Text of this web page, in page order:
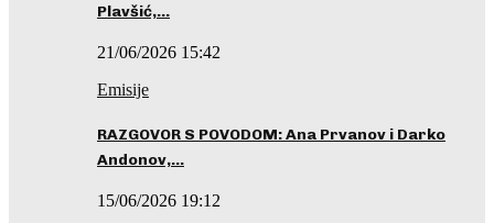
Plavšić,…
21/06/2026 15:42
Emisije
RAZGOVOR S POVODOM: Ana Prvanov i Darko
Andonov,…
15/06/2026 19:12